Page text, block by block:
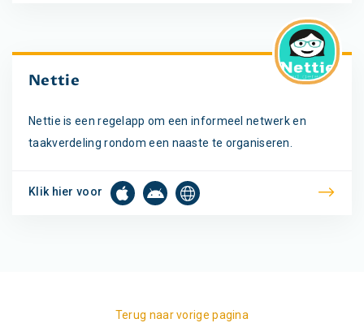
Nettie
Nettie is een regelapp om een informeel netwerk en
taakverdeling rondom een naaste te organiseren.
Klik hier voor
Terug naar vorige pagina